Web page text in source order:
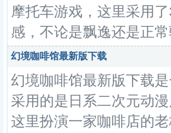
摩托车游戏，这里采用
感，不论是飘逸还是正
幻境咖啡馆最新版下载
幻境咖啡馆最新版下载
采用的是日系二次元动
这里扮演一家咖啡店的